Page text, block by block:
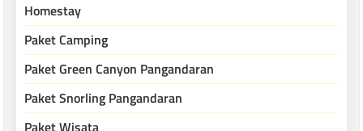
Homestay
Paket Camping
Paket Green Canyon Pangandaran
Paket Snorling Pangandaran
Paket Wisata